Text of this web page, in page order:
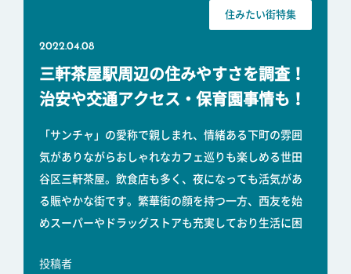
住みたい街特集
2022.04.08
三軒茶屋駅周辺の住みやすさを調査！
治安や交通アクセス・保育園事情も！
「サンチャ」の愛称で親しまれ、情緒ある下町の雰囲
気がありながらおしゃれなカフェ巡りも楽しめる世田
谷区三軒茶屋。飲食店も多く、夜になっても活気があ
る賑やかな街です。繁華街の顔を持つ一方、西友を始
めスーパーやドラッグストアも充実しており生活に困
投稿者